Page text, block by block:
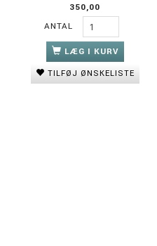
350,00
ANTAL
LÆG I KURV
TILFØJ ØNSKELISTE